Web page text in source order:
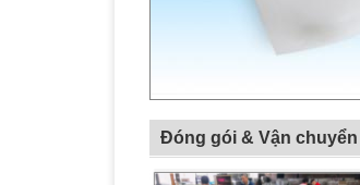
Đóng gói & Vận chuyển